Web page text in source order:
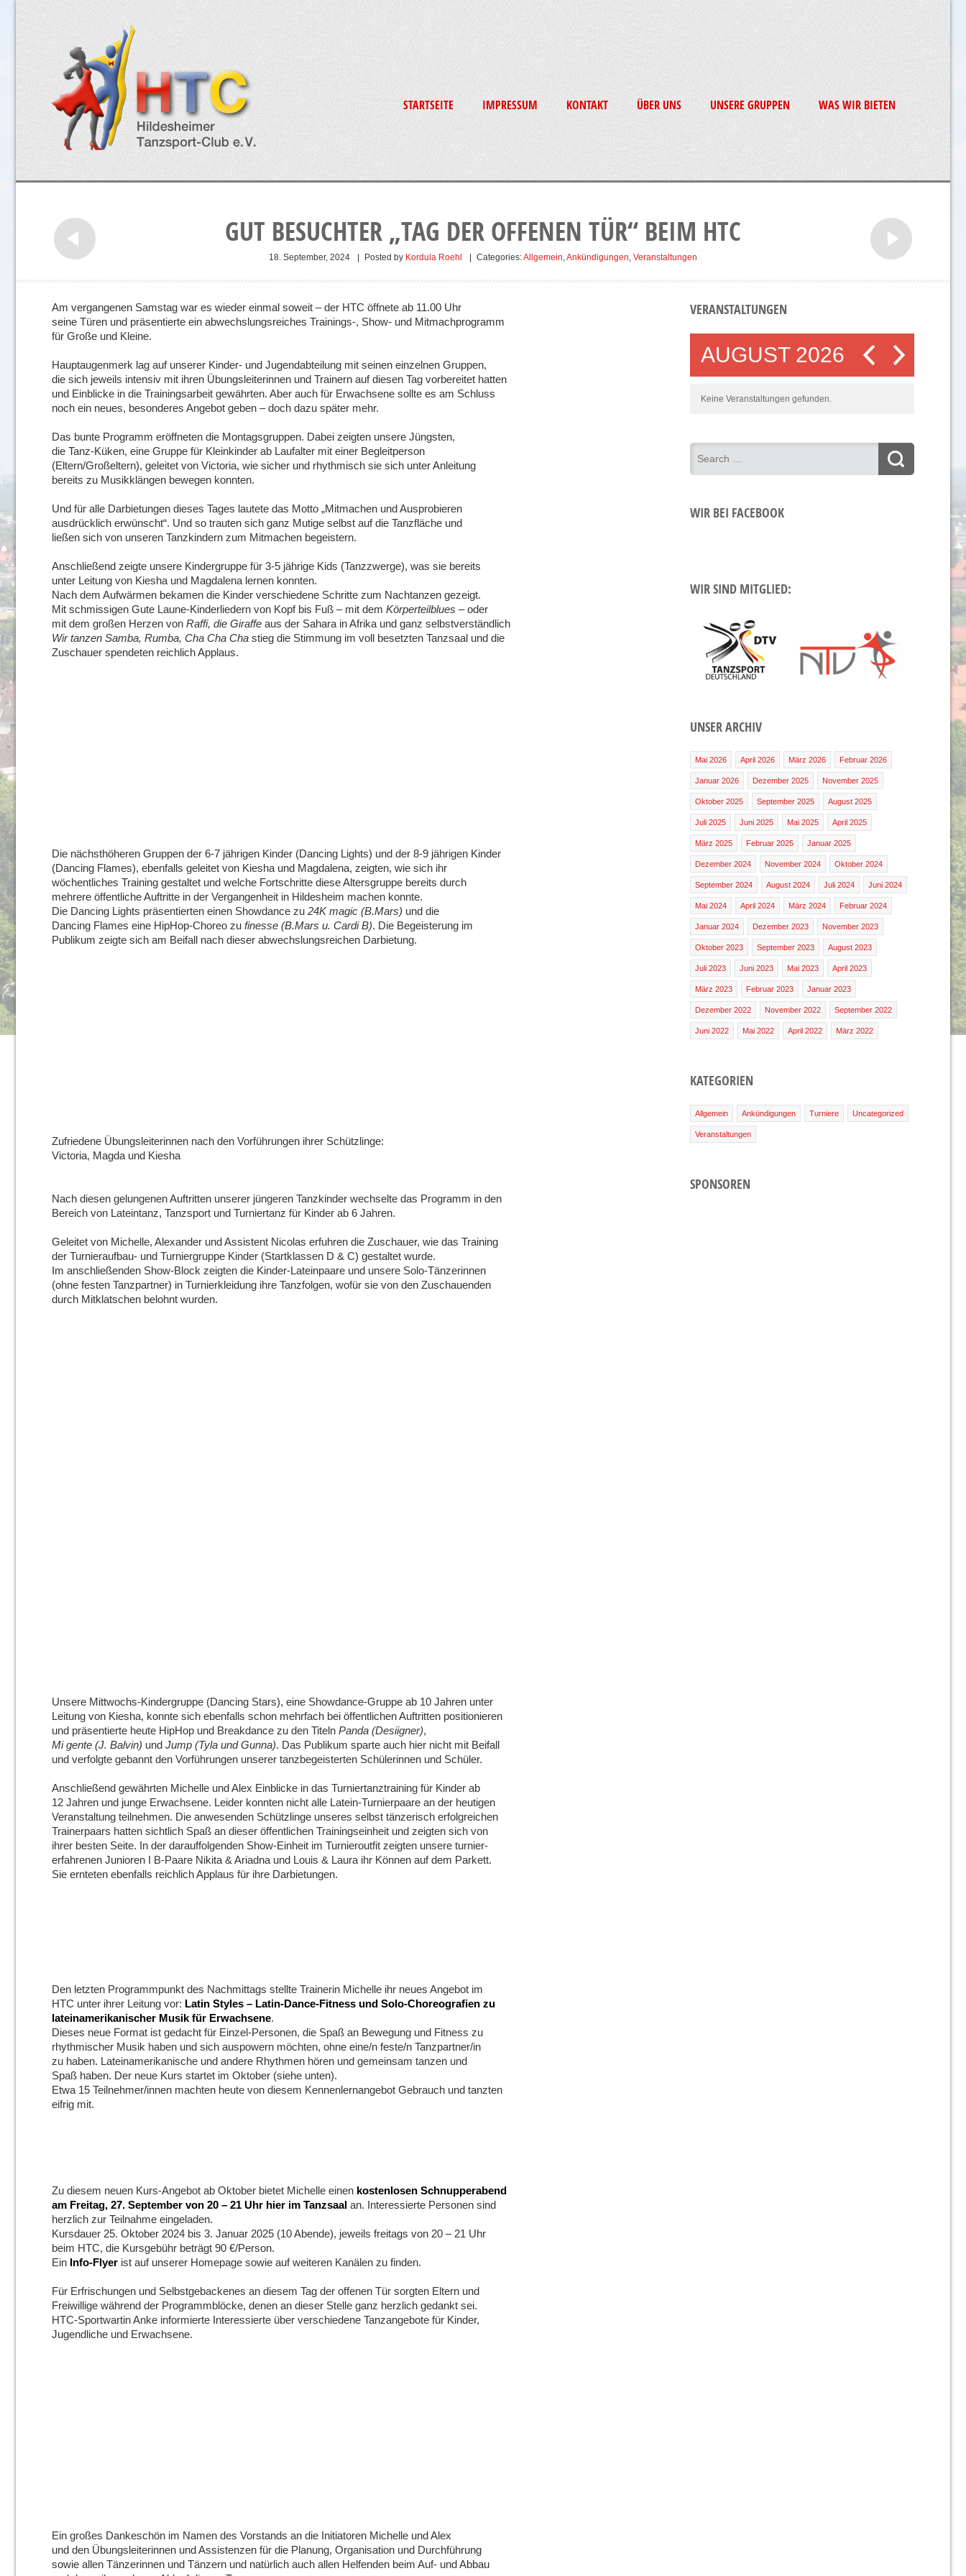
STARTSEITE IMPRESSUM KONTAKT ÜBER UNS UNSERE GRUPPEN WAS WIR BIETEN
GUT BESUCHTER „TAG DER OFFENEN TÜR“ BEIM HTC
18. September, 2024 Posted by Kordula Roehl Categories:Allgemein,Ankündigungen, Veranstaltungen
Am vergangenen Samstag war es wieder einmal soweit – der HTC öffnete ab 11.00 Uhr
seine Türen und präsentierte ein abwechslungsreiches Trainings-, Show- und Mitmachprogramm
für Große und Kleine.
Hauptaugenmerk lag auf unserer Kinder- und Jugendabteilung mit seinen einzelnen Gruppen,
die sich jeweils intensiv mit ihren Übungsleiterinnen und Trainern auf diesen Tag vorbereitet hatten
und Einblicke in die Trainingsarbeit gewährten. Aber auch für Erwachsene sollte es am Schluss
noch ein neues, besonderes Angebot geben – doch dazu später mehr.
Das bunte Programm eröffneten die Montagsgruppen. Dabei zeigten unsere Jüngsten,
die Tanz-Küken, eine Gruppe für Kleinkinder ab Laufalter mit einer Begleitperson
(Eltern/Großeltern), geleitet von Victoria, wie sicher und rhythmisch sie sich unter Anleitung
bereits zu Musikklängen bewegen konnten.
Und für alle Darbietungen dieses Tages lautete das Motto „Mitmachen und Ausprobieren
ausdrücklich erwünscht“. Und so trauten sich ganz Mutige selbst auf die Tanzfläche und
ließen sich von unseren Tanzkindern zum Mitmachen begeistern.
Anschließend zeigte unsere Kindergruppe für 3-5 jährige Kids (Tanzzwerge), was sie bereits
unter Leitung von Kiesha und Magdalena lernen konnten.
Nach dem Aufwärmen bekamen die Kinder verschiedene Schritte zum Nachtanzen gezeigt.
Mit schmissigen Gute Laune-Kinderliedern von Kopf bis Fuß – mit dem Körperteilblues – oder
mit dem großen Herzen von Raffi, die Giraffe aus der Sahara in Afrika und ganz selbstverständlich
Wir tanzen Samba, Rumba, Cha Cha Cha stieg die Stimmung im voll besetzten Tanzsaal und die
Zuschauer spendeten reichlich Applaus.
Die nächsthöheren Gruppen der 6-7 jährigen Kinder (Dancing Lights) und der 8-9 jährigen Kinder
(Dancing Flames), ebenfalls geleitet von Kiesha und Magdalena, zeigten, wie sich ihr
wöchentliches Training gestaltet und welche Fortschritte diese Altersgruppe bereits durch
mehrere öffentliche Auftritte in der Vergangenheit in Hildesheim machen konnte.
Die Dancing Lights präsentierten einen Showdance zu 24K magic (B.Mars) und die
Dancing Flames eine HipHop-Choreo zu finesse (B.Mars u. Cardi B). Die Begeisterung im
Publikum zeigte sich am Beifall nach dieser abwechslungsreichen Darbietung.
Zufriedene Übungsleiterinnen nach den Vorführungen ihrer Schützlinge:
Victoria, Magda und Kiesha
Nach diesen gelungenen Auftritten unserer jüngeren Tanzkinder wechselte das Programm in den
Bereich von Lateintanz, Tanzsport und Turniertanz für Kinder ab 6 Jahren.
Geleitet von Michelle, Alexander und Assistent Nicolas erfuhren die Zuschauer, wie das Training
der Turnieraufbau- und Turniergruppe Kinder (Startklassen D & C) gestaltet wurde.
Im anschließenden Show-Block zeigten die Kinder-Lateinpaare und unsere Solo-Tänzerinnen
(ohne festen Tanzpartner) in Turnierkleidung ihre Tanzfolgen, wofür sie von den Zuschauenden
durch Mitklatschen belohnt wurden.
Unsere Mittwochs-Kindergruppe (Dancing Stars), eine Showdance-Gruppe ab 10 Jahren unter
Leitung von Kiesha, konnte sich ebenfalls schon mehrfach bei öffentlichen Auftritten positionieren
und präsentierte heute HipHop und Breakdance zu den Titeln Panda (Desiigner),
Mi gente (J. Balvin) und Jump (Tyla und Gunna). Das Publikum sparte auch hier nicht mit Beifall
und verfolgte gebannt den Vorführungen unserer tanzbegeisterten Schülerinnen und Schüler.
Anschließend gewährten Michelle und Alex Einblicke in das Turniertanztraining für Kinder ab
12 Jahren und junge Erwachsene. Leider konnten nicht alle Latein-Turnierpaare an der heutigen
Veranstaltung teilnehmen. Die anwesenden Schützlinge unseres selbst tänzerisch erfolgreichen
Trainerpaars hatten sichtlich Spaß an dieser öffentlichen Trainingseinheit und zeigten sich von
ihrer besten Seite. In der darauffolgenden Show-Einheit im Turnieroutfit zeigten unsere turnier-
erfahrenen Junioren I B-Paare Nikita & Ariadna und Louis & Laura ihr Können auf dem Parkett.
Sie ernteten ebenfalls reichlich Applaus für ihre Darbietungen.
Den letzten Programmpunkt des Nachmittags stellte Trainerin Michelle ihr neues Angebot im
HTC unter ihrer Leitung vor: Latin Styles – Latin-Dance-Fitness und Solo-Choreografien zu
lateinamerikanischer Musik für Erwachsene.
Dieses neue Format ist gedacht für Einzel-Personen, die Spaß an Bewegung und Fitness zu
rhythmischer Musik haben und sich auspowern möchten, ohne eine/n feste/n Tanzpartner/in
zu haben. Lateinamerikanische und andere Rhythmen hören und gemeinsam tanzen und
Spaß haben. Der neue Kurs startet im Oktober (siehe unten).
Etwa 15 Teilnehmer/innen machten heute von diesem Kennenlernangebot Gebrauch und tanzten
eifrig mit.
Zu diesem neuen Kurs-Angebot ab Oktober bietet Michelle einen kostenlosen Schnupperabend
am Freitag, 27. September von 20 – 21 Uhr hier im Tanzsaal an. Interessierte Personen sind
herzlich zur Teilnahme eingeladen.
Kursdauer 25. Oktober 2024 bis 3. Januar 2025 (10 Abende), jeweils freitags von 20 – 21 Uhr
beim HTC, die Kursgebühr beträgt 90 €/Person.
Ein Info-Flyer ist auf unserer Homepage sowie auf weiteren Kanälen zu finden.
Für Erfrischungen und Selbstgebackenes an diesem Tag der offenen Tür sorgten Eltern und
Freiwillige während der Programmblöcke, denen an dieser Stelle ganz herzlich gedankt sei.
HTC-Sportwartin Anke informierte Interessierte über verschiedene Tanzangebote für Kinder,
Jugendliche und Erwachsene.
Ein großes Dankeschön im Namen des Vorstands an die Initiatoren Michelle und Alex
und den Übungsleiterinnen und Assistenzen für die Planung, Organisation und Durchführung
sowie allen Tänzerinnen und Tänzern und natürlich auch allen Helfenden beim Auf- und Abbau
VERANSTALTUNGEN
AUGUST 2026
Keine Veranstaltungen gefunden.
WIR BEI FACEBOOK
WIR SIND MITGLIED:
UNSER ARCHIV
Mai 2026 April 2026 März 2026 Februar 2026
Januar 2026 Dezember 2025 November 2025
Oktober 2025 September 2025 August 2025
Juli 2025 Juni 2025 Mai 2025 April 2025
März 2025 Februar 2025 Januar 2025
Dezember 2024 November 2024 Oktober 2024
September 2024 August 2024 Juli 2024 Juni 2024
Mai 2024 April 2024 März 2024 Februar 2024
Januar 2024 Dezember 2023 November 2023
Oktober 2023 September 2023 August 2023
Juli 2023 Juni 2023 Mai 2023 April 2023
März 2023 Februar 2023 Januar 2023
Dezember 2022 November 2022 September 2022
Juni 2022 Mai 2022 April 2022 März 2022
KATEGORIEN
Allgemein Ankündigungen Turniere Uncategorized
Veranstaltungen
SPONSOREN